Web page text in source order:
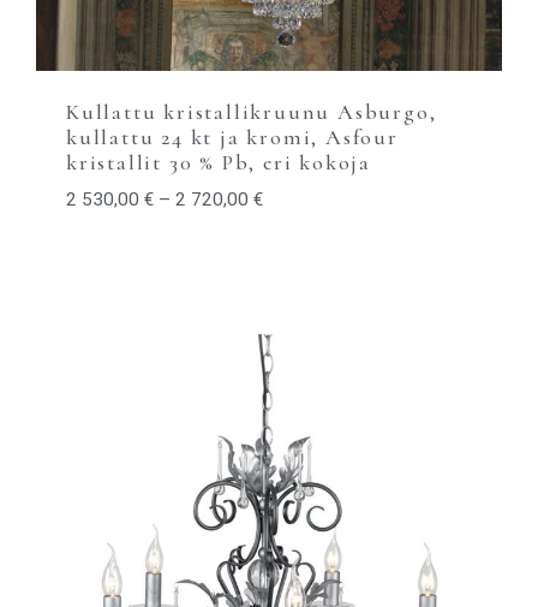
Kullattu kristallikruunu Asburgo,
kullattu 24 kt ja kromi, Asfour
kristallit 30 % Pb, eri kokoja
2 530,00 € – 2 720,00 €